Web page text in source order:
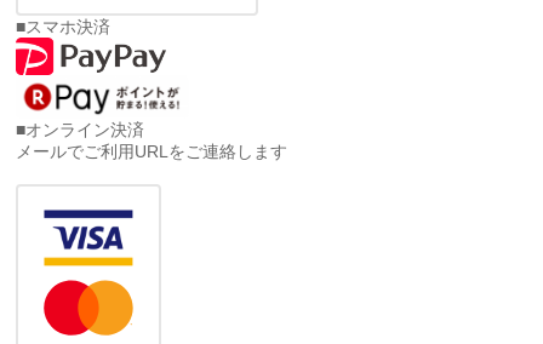
■スマホ決済
■オンライン決済
メールでご利用URLをご連絡します